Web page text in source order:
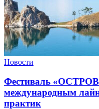
Новости
Фестиваль
международным
практик